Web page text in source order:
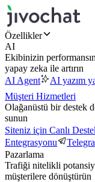
Özellikler
AI
Ekibinizin
yapay zeka ile artırın
AI Agent
AI yazım
Müşteri Hizmetleri
Olağanüstü bir destek
sunun
Siteniz için Canlı
Entegrasyonu
Pazarlama
Trafiği nitelikli
müşterilere dönüştürün